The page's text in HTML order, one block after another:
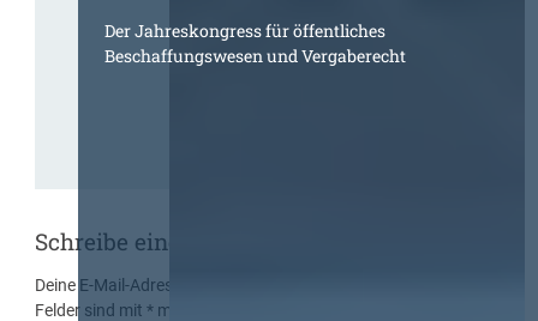
Der Jahreskongress für öffentliches
Beschaffungswesen und Vergaberecht
Schreibe einen Kommentar
Deine E-Mail-Adresse wird nicht veröffentlicht.
Felder sind mit* markiert